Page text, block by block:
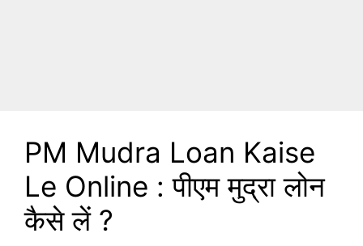
PM Mudra Loan Kaise
Le Online : पीएम मुद्रा लोन
कैसे लें ?